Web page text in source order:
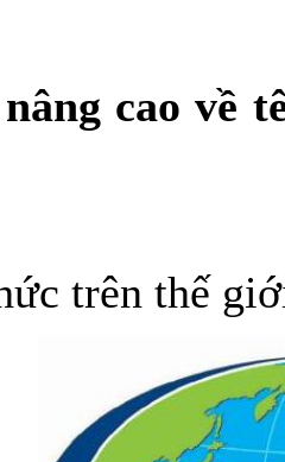
cao về
trên thế